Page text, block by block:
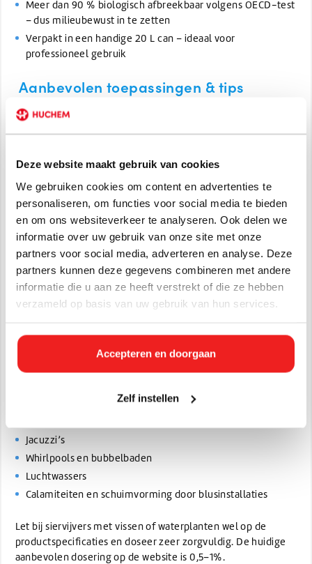
Deze website maakt gebruik van cookies
We gebruiken cookies om content en advertenties te
personaliseren, om functies voor social media te bieden
en om ons websiteverkeer te analyseren. Ook delen we
informatie over uw gebruik van onze site met onze
partners voor social media, adverteren en analyse. Deze
partners kunnen deze gegevens combineren met andere
informatie die u aan ze heeft verstrekt of die ze hebben
verzameld op basis van uw gebruik van hun services.
Accepteren en doorgaan
Zelf instellen
Meer dan 90 % biologisch afbreekbaar volgens OECD-test
– dus milieubewust in te zetten
Verpakt in een handige 20 L can – ideaal voor
professioneel gebruik
Aanbevolen toepassingen & tips
Voeg de antifoam toe aan het reinigingsmiddel of
dosering aan (0,5 % start, indien nodig op tot 1 %).
zichtbare schuim, en stel in op continu of periodiek
onderhoud.
Combineer met andere Huchem-onderhoudsproducten
voor een complete oplossing.
Bewaren op een koele, droge plaats, goed afgesloten.
Alleen voor professioneel/industrieel gebruik.
Toepassingsgebieden:
Siervijvers en waterpartijen
Jacuzzi’s
Whirlpools en bubbelbaden
Luchtwassers
Calamiteiten en schuimvorming door blusinstallaties
Let bij siervijvers met vissen of waterplanten wel op de
productspecificaties en doseer zeer zorgvuldig. De huidige
aanbevolen dosering op de website is 0,5–1%.